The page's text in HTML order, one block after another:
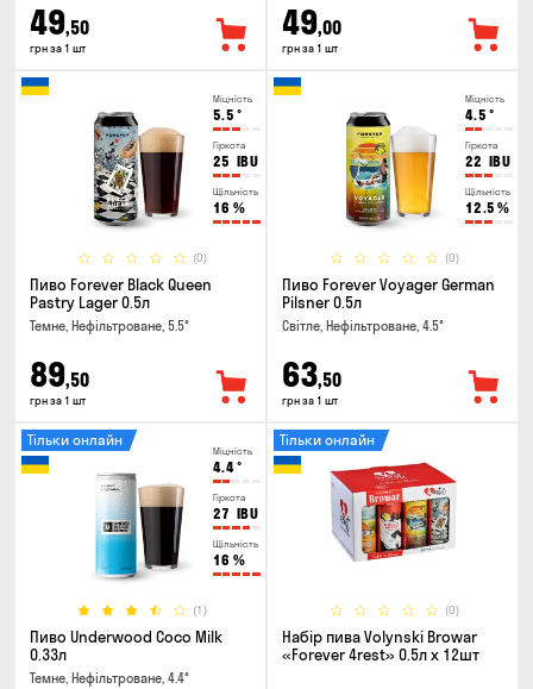
49,50
грн за 1 шт
49,00
грн за 1 шт
Міцність
5.5 °
Гіркота
25 IBU
Щільність
16 %
(0)
Пиво Forever Black Queen
Pastry Lager 0.5л
Темне, Нефільтроване, 5.5°
89,50
грн за 1 шт
Міцність
4.5 °
Гіркота
22 IBU
Щільність
12.5 %
(0)
Пиво Forever Voyager German
Pilsner 0.5л
Світле, Нефільтроване, 4.5°
63,50
грн за 1 шт
Міцність
4.4°
Гіркота
27 IBU
Щільність
16 %
(1)
Тільки онлайн
Пиво Underwood Coco Milk
0.33л
Темне, Нефільтроване, 4.4°
(0)
Тільки онлайн
Набір пива Volynski Browar
«Forever 4rest» 0.5л х 12шт